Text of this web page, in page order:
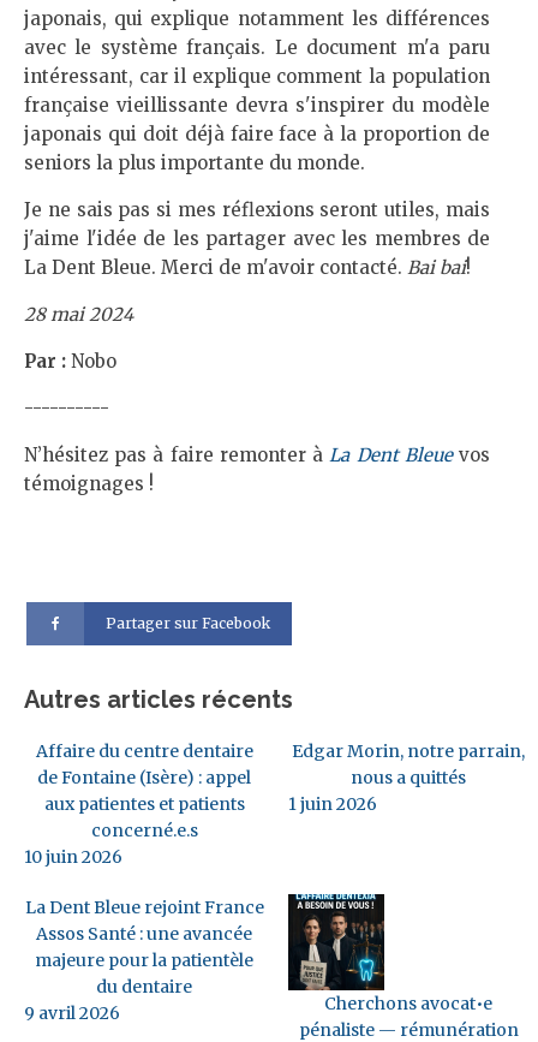
japonais, qui explique notamment les différences
avec le système français. Le document m'a paru
intéressant, car il explique comment la population
française vieillissante devra s'inspirer du modèle
japonais qui doit déjà faire face à la proportion de
seniors la plus importante du monde.
Je ne sais pas si mes réflexions seront utiles, mais
j'aime l'idée de les partager avec les membres de
La Dent Bleue. Merci de m'avoir contacté. Bai bai!
28 mai 2024
Par : Nobo
----------
N’hésitez pas à faire remonter àLa Dent Bleuevos
témoignages !
Partager sur Facebook
Autres articles récents
Affaire du centre dentaire
de Fontaine (Isère) : appel
aux patientes et patients
concerné.e.s
10 juin 2026
Edgar Morin, notre parrain,
nous a quittés
1 juin 2026
La Dent Bleue rejoint France
Assos Santé : une avancée
majeure pour la patientèle
du dentaire
9 avril 2026
Cherchons avocat•e
pénaliste — rémunération